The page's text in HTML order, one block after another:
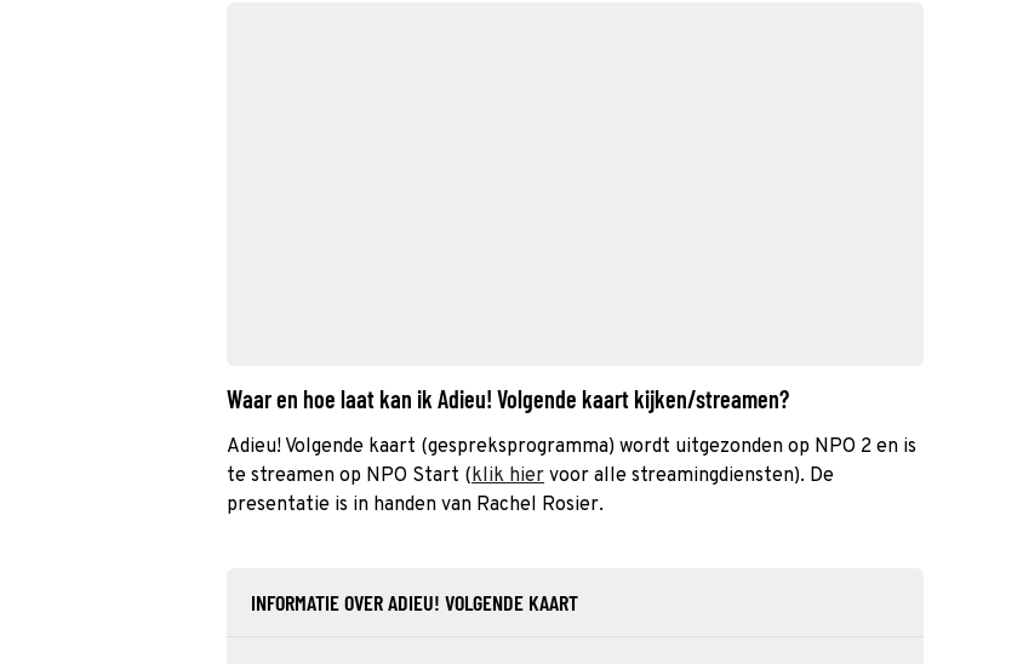
Waar en hoe laat kan ik Adieu! Volgende kaart kijken/streamen?
Adieu! Volgende kaart (gespreksprogramma) wordt uitgezonden op NPO 2 en is
te streamen op NPO Start (klik hier voor alle streamingdiensten). De
presentatie is in handen van Rachel Rosier.
INFORMATIE OVER ADIEU! VOLGENDE KAART